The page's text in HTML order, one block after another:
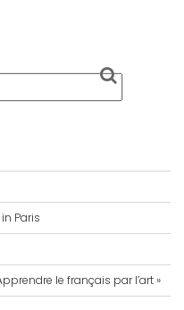
Paris
le français par l’art »